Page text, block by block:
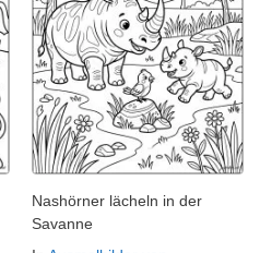
Nashörner lächeln in der
Savanne